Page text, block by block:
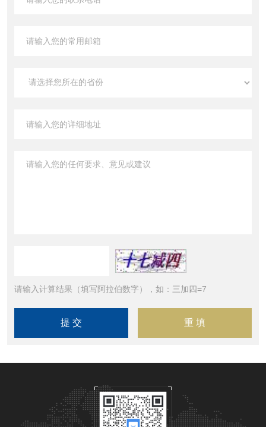
请输入计算结果（填写阿拉伯数字），如：三加四=7